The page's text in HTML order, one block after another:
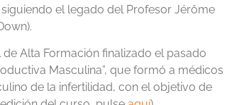
el legado del Profesor Jérôme
Alta Formación finalizado el pasado
Masculina”, que formó a médicos
de la infertilidad, con el objetivo de